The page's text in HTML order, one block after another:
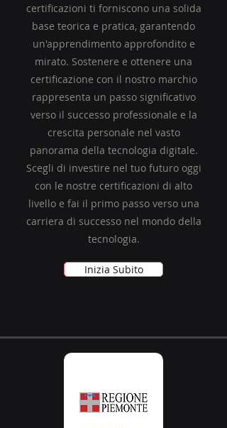
certificazioni ti forniscono una solida
base teorica e pratica, garantendo
un'apprendimento approfondito e
mirato. Sostenere e ottenere una
certificazione con il nostro marchio
rappresenta un passo significativo
verso il successo professionale e la
crescita personale nel vasto
panorama della tecnologia digitale.
Scegli di investire nel tuo futuro oggi
con le nostre certificazioni di alto
livello e fai il primo passo verso una
carriera di successo nel mondo della
tecnologia.
Inizia Subito